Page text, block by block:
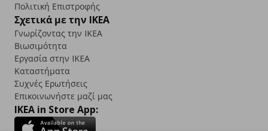
Πολιτική Επιστροφής
Σχετικά με την IKEA
Γνωρίζοντας την IKEA
Βιωσιμότητα
Εργασία στην IKEA
Καταστήματα
Συχνές Ερωτήσεις
Επικοινωνήστε μαζί μας
IKEA in Store App: